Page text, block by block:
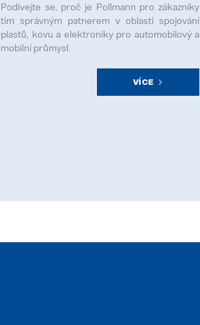
Podívejte se, proč je Pollmann pro zákazníky
tím správným patnerem v oblasti spojování
plastů, kovu a elektroniky pro automobilový a
mobilní průmysl.
VÍCE